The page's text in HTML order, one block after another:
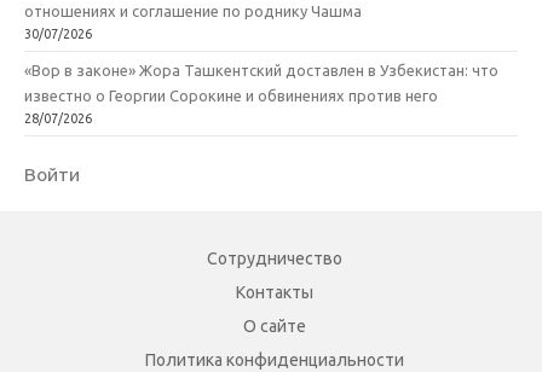
отношениях и соглашение по роднику Чашма
30/07/2026
«Вор в законе» Жора Ташкентский доставлен в Узбекистан: что
известно о Георгии Сорокине и обвинениях против него
28/07/2026
Войти
Сотрудничество
Контакты
О сайте
Политика конфиденциальности